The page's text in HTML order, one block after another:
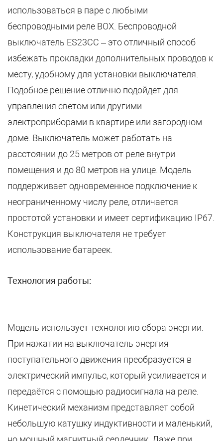
использоваться в паре с любыми
беспроводными реле BOX. Беспроводной
выключатель ES23CC – это отличный способ
избежать прокладки дополнительных проводов к
месту, удобному для установки выключателя.
Подобное решение отлично подойдет для
управления светом или другими
электроприборами в квартире или загородном
доме. Выключатель может работать на
расстоянии до 25 метров от реле внутри
помещения и до 80 метров на улице. Модель
поддерживает одновременное подключение к
неограниченному числу реле, отличается
простотой установки и имеет сертификацию IP67.
Конструкция выключателя не требует
использование батареек.
Технология работы:
Модель использует технологию сбора энергии.
При нажатии на выключатель энергия
поступательного движения преобразуется в
электрический импульс, который усиливается и
передаётся с помощью радиосигнала на реле.
Кинетический механизм представляет собой
небольшую катушку индуктивности и маленький,